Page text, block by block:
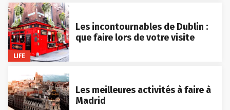
LIFE
Les incontournables de Dublin :
que faire lors de votre visite
Les meilleures activités à faire à
Madrid